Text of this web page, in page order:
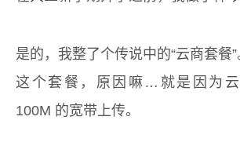
是的，我整了个传说中的“云商套餐
这个套餐，原因嘛…就是因为
100M 的宽带上传。